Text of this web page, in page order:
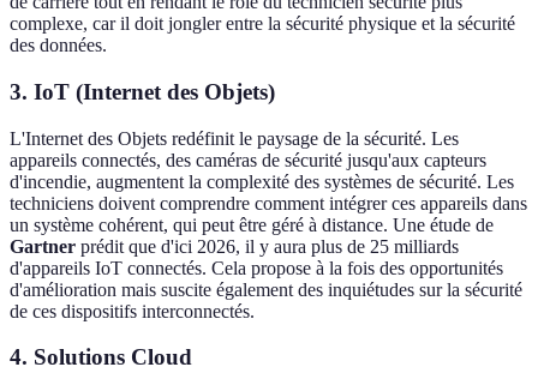
complexe, car il doit jongler entre la sécurité physique et la sécurité
des données.
3. IoT (Internet des Objets)
L'Internet des Objets redéfinit le paysage de la sécurité. Les
appareils connectés, des caméras de sécurité jusqu'aux capteurs
d'incendie, augmentent la complexité des systèmes de sécurité. Les
techniciens doivent comprendre comment intégrer ces appareils dans
un système cohérent, qui peut être géré à distance. Une étude de
Gartner prédit que d'ici 2026, il y aura plus de 25 milliards
d'appareils IoT connectés. Cela propose à la fois des opportunités
d'amélioration mais suscite également des inquiétudes sur la sécurité
de ces dispositifs interconnectés.
4. Solutions Cloud